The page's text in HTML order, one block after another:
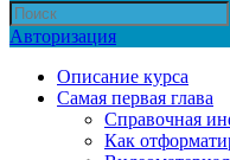
Авторизация
Описание курса
Самая первая глава
Справочная
Как